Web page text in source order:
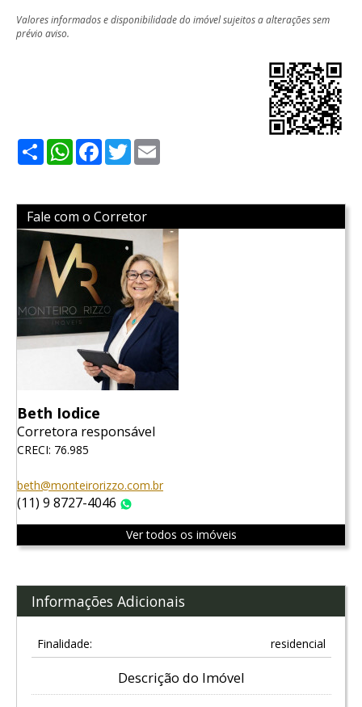
Valores informados e disponibilidade do imóvel sujeitos a alterações sem
prévio aviso.
ShareWhatsApp
Facebook
Twitter
Fale com o Corretor
Beth Iodice
Corretora responsável
CRECI: 76.985
beth@monteirorizzo.com.br
(11) 9 8727-4046
Ver todos os imóveis
Informações Adicionais
Finalidade: residencial
Descrição do Imóvel